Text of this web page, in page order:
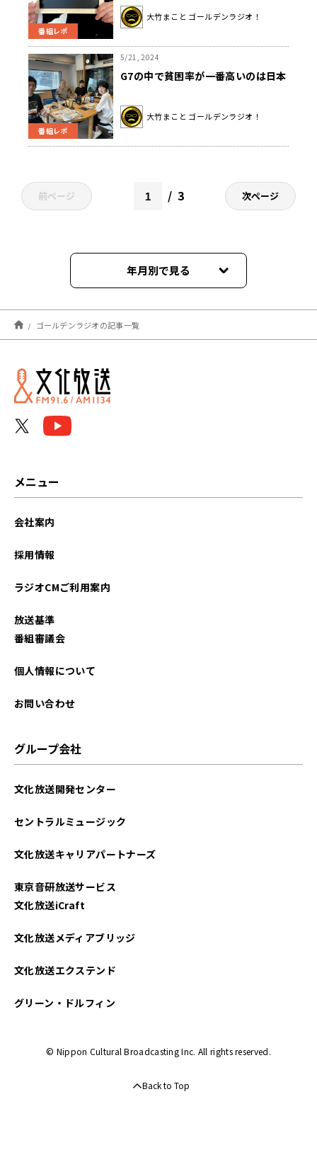
番組レポ
だから、外国人労働者の方も同じ仲
間」
大竹まこと ゴールデンラジオ！
番組レポ
5/21, 2024
G7の中で貧困率が一番高いのは日本
大竹まこと ゴールデンラジオ！
前ページ 3 次ページ
年月別で見る
2026年08月
2026年07月
2026年06月
2025年09月
2025年06月
2025年01月
2024年12月
2024年11月
ゴールデンラジオの記事一覧
メニュー
会社案内
採用情報
ラジオCMご利用案内
放送基準
番組審議会
個人情報について
お問い合わせ
グループ会社
文化放送開発センター
セントラルミュージック
文化放送キャリアパートナーズ
東京音研放送サービス
文化放送iCraft
文化放送メディアブリッジ
文化放送エクステンド
グリーン・ドルフィン
© Nippon Cultural Broadcasting Inc. All rights reserved.
Back to Top